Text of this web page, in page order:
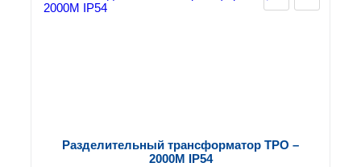
Разделительный трансформатор ТРО –
2000М IP54